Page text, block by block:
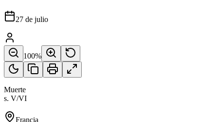
27 de julio
100%
Muerte
s. V/VI
Francia